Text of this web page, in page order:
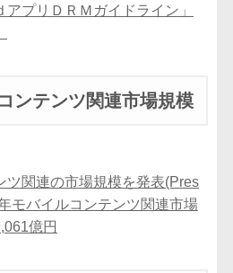
アプリＤＲＭガイドライン」
ンテンツ関連市場規模
ツ関連の市場規模を発表(Pres
モバイルコンテンツ関連市場
億円